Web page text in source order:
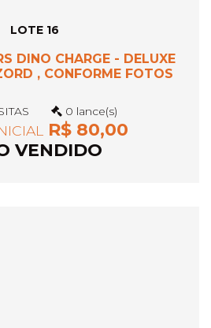
LOTE 16
DINO CHARGE - DELUXE
, CONFORME FOTOS
0 lance(s)
R$ 80,00
VENDIDO